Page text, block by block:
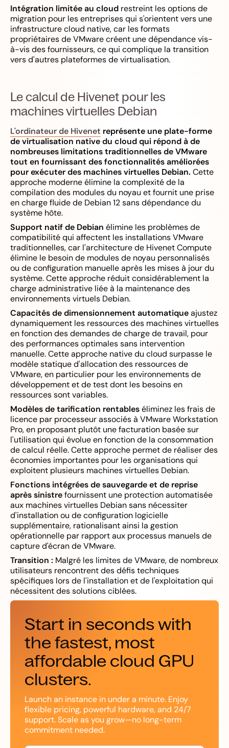
Intégration limitée au cloud restreint les options de
migration pour les entreprises qui s'orientent vers une
infrastructure cloud native, car les formats
propriétaires de VMware créent une dépendance vis-
à-vis des fournisseurs, ce qui complique la transition
vers d'autres plateformes de virtualisation.
Le calcul de Hivenet pour les
machines virtuelles Debian
L'ordinateur de Hivenet représente une plate-forme
de virtualisation native du cloud qui répond à de
nombreuses limitations traditionnelles de VMware
tout en fournissant des fonctionnalités améliorées
pour exécuter des machines virtuelles Debian. Cette
approche moderne élimine la complexité de la
compilation des modules du noyau et fournit une prise
en charge fluide de Debian 12 sans dépendance du
système hôte.
Support natif de Debian élimine les problèmes de
compatibilité qui affectent les installations VMware
traditionnelles, car l'architecture de Hivenet Compute
élimine le besoin de modules de noyau personnalisés
ou de configuration manuelle après les mises à jour du
système. Cette approche réduit considérablement la
charge administrative liée à la maintenance des
environnements virtuels Debian.
Capacités de dimensionnement automatiqueajustez
dynamiquement les ressources des machines virtuelles
en fonction des demandes de charge de travail, pour
des performances optimales sans intervention
manuelle. Cette approche native du cloud surpasse le
modèle statique d'allocation des ressources de
VMware, en particulier pour les environnements de
développement et de test dont les besoins en
ressources sont variables.
Modèles de tarification rentableséliminez les frais de
licence par processeur associés à VMware Workstation
Pro, en proposant plutôt une facturation basée sur
l'utilisation qui évolue en fonction de la consommation
de calcul réelle. Cette approche permet de réaliser des
économies importantes pour les organisations qui
exploitent plusieurs machines virtuelles Debian.
Fonctions intégrées de sauvegarde et de reprise
après sinistrefournissent une protection automatisée
aux machines virtuelles Debian sans nécessiter
d'installation ou de configuration logicielle
supplémentaire, rationalisant ainsi la gestion
opérationnelle par rapport aux processus manuels de
capture d'écran de VMware.
Transition : Malgré les limites de VMware, de nombreux
utilisateurs rencontrent des défis techniques
spécifiques lors de l'installation et de l'exploitation qui
nécessitent des solutions ciblées.
Start in seconds with
the fastest, most
affordable cloud GPU
clusters.
Launch an instance in under a minute. Enjoy
flexible pricing, powerful hardware, and 24/7
support. Scale as you grow—no long-term
commitment needed.